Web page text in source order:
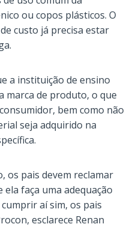
ou copos plásticos. O
custo já precisa estar
a instituição de ensino
marca de produto, o que
bem como não
seja adquirido na
os pais devem reclamar
faça uma adequação
aí sim, os pais
esclarece Renan